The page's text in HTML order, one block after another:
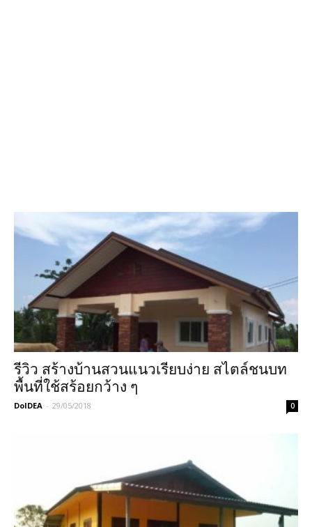
รีวิว สร้างบ้านสวนแนวเรียบง่าย สไตล์ชนบท
พื้นที่ใช้สร้อยกว้าง ๆ
DoIDEA - 29/05/2018 0